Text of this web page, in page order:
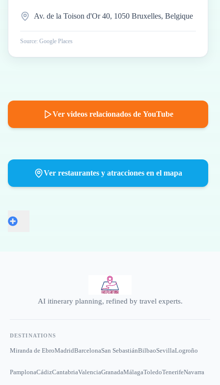
Av. de la Toison d'Or 40, 1050 Bruxelles, Belgique
Source: Google Places
Ver videos relacionados de YouTube
Ver restaurantes y atracciones en el mapa
AI itinerary planning, refined by travel experts.
DESTINATIONS
Miranda de EbroMadridBarcelonaSan SebastiánBilbaoSevillaLogroño
PamplonaCádizCantabriaValenciaGranadaMálagaToledoTenerifeNavarra